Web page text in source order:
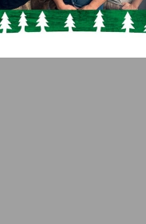
Rad-Unglück: Unfall-